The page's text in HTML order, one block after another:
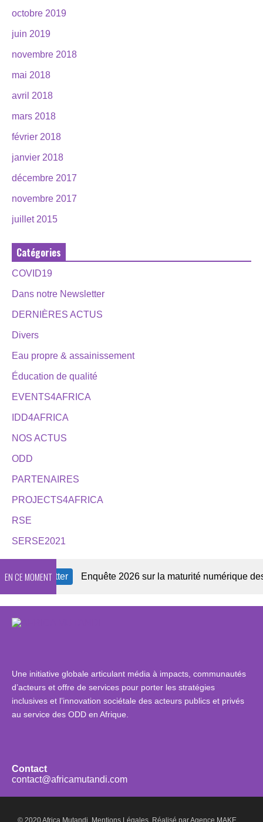
octobre 2019
juin 2019
novembre 2018
mai 2018
avril 2018
mars 2018
février 2018
janvier 2018
décembre 2017
novembre 2017
juillet 2015
Catégories
COVID19
Dans notre Newsletter
DERNIÈRES ACTUS
Divers
Eau propre & assainissement
Éducation de qualité
EVENTS4AFRICA
IDD4AFRICA
NOS ACTUS
ODD
PARTENAIRES
PROJECTS4AFRICA
RSE
SERSE2021
EN CE MOMENT
Newsletter Enquête 2026 sur la maturité numérique des
Une initiative globale articulant média à impacts, communautés
d’acteurs et offre de services pour porter les stratégies
inclusives et l’innovation sociétale des acteurs publics et privés
au service des ODD en Afrique.
Contact
contact@africamutandi.com
© 2020 Africa Mutandi. Mentions Légales. Réalisé parAgence MAKE